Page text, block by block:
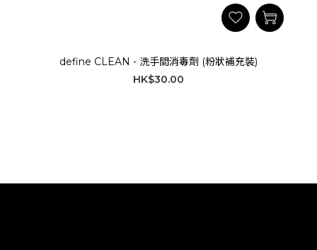
define CLEAN - 洗手間消毒劑 (粉狀補充裝)
HK$30.00